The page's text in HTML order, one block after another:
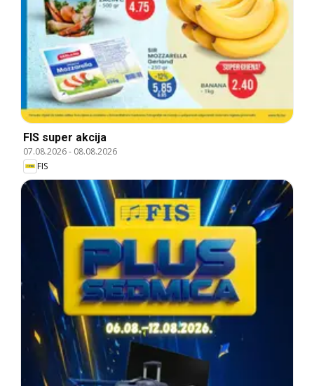
FIS super akcija
07.08.2026- 08.08.2026
FIS